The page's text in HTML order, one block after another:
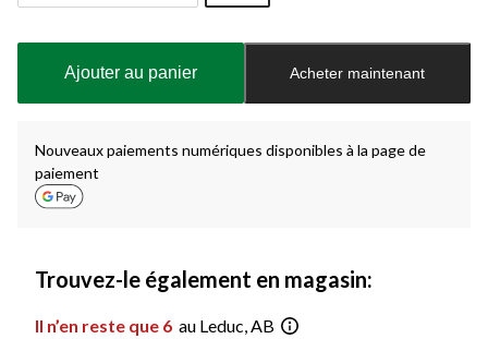
à
Ajouter au panier Acheter maintenant
Nouveaux paiements numériques disponibles à la page de
paiement
Trouvez-le également en magasin:
Il n’en reste que 6 au Leduc, AB